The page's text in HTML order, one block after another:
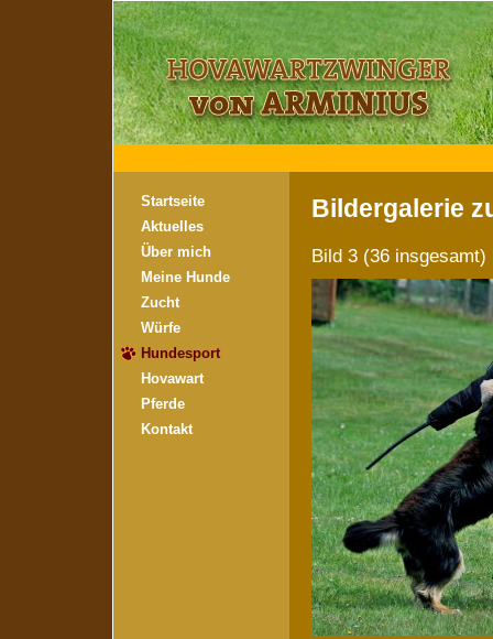
Startseite
Aktuelles
Über mich
Meine Hunde
Zucht
Würfe
Hundesport
Hovawart
Pferde
Kontakt
Bildergalerie
Bild 3 (36